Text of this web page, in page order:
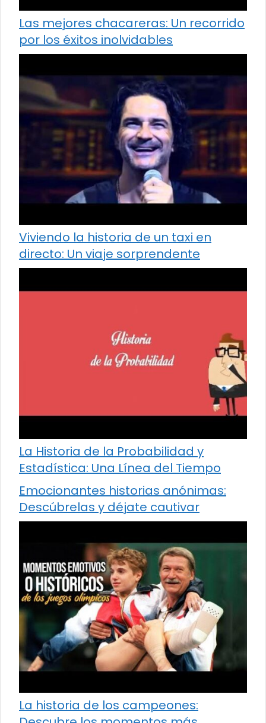
Las mejores chacareras: Un recorrido
por los éxitos inolvidables
Viviendo la historia de un taxi en
directo: Un viaje sorprendente
La Historia de la Probabilidad y
Estadística: Una Línea del Tiempo
Emocionantes historias anónimas:
Descúbrelas y déjate cautivar
La historia de los campeones: